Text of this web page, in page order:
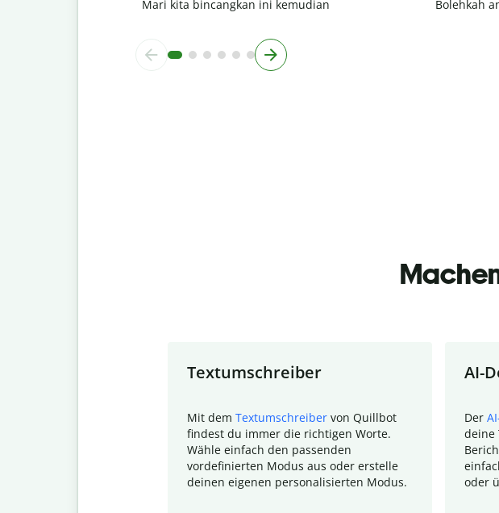
Mari kita bincangkan ini kemudian
Bolehkah
Textumschreiber
Mit dem Textumschreiber von Quillbot
findest du immer die richtigen Worte.
Wähle einfach den passenden
vordefinierten Modus aus oder erstelle
deinen eigenen personalisierten Modus.
AI-
Der
deine
oder